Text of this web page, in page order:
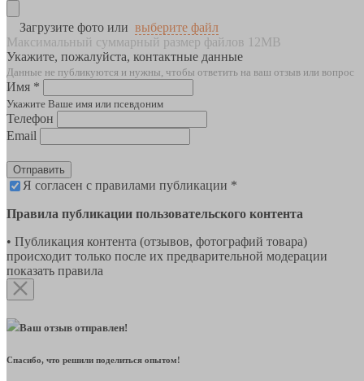
Загрузите фото или выберите файл
Максимальный суммарный размер файлов 12MB
Укажите, пожалуйста, контактные данные
Данные не публикуются и нужны, чтобы ответить на ваш отзыв или вопрос
Имя *
Укажите Ваше имя или псевдоним
Телефон
Email
Отправить
Я согласен с правилами публикации *
Правила публикации пользовательского контента
• Публикация контента (отзывов, фотографий товара)
происходит только после их предварительной модерации
показать правила
Ваш отзыв отправлен!
Спасибо, что решили поделиться опытом!